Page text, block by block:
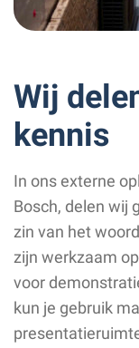
Wij
kennis
In ons externe
Bosch, delen wij
zin van het
zijn werkzaam
voor
kun je gebruik